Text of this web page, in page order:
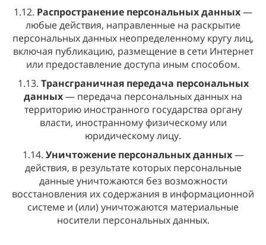
1.12. Распространение персональных данных—
любые действия, направленные на раскрытие
персональных данных неопределенному кругу лиц,
включая публикацию, размещение в сети Интернет
или предоставление доступа иным способом.
1.13. Трансграничная передача персональных
данных— передача персональных данных на
территорию иностранного государства органу
власти, иностранному физическому или
юридическому лицу.
1.14. Уничтожение персональных данных—
действия, в результате которых персональные
данные уничтожаются без возможности
восстановления их содержания в информационной
системе и (или) уничтожаются материальные
носители персональных данных.